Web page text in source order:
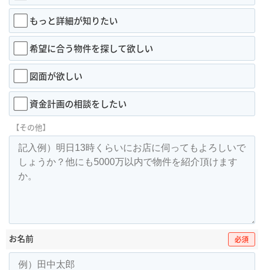
もっと詳細が知りたい
希望に合う物件を探して欲しい
図面が欲しい
資金計画の相談をしたい
【その他】
お名前 必須